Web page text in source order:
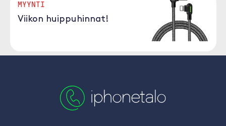
MYYNTI
Viikon huippuhinnat!